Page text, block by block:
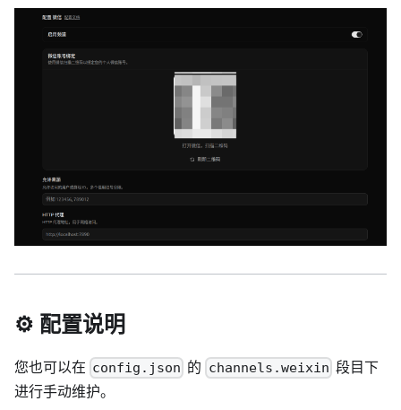
⚙️ 配置说明
您也可以在 config.json 的 channels.weixin 段目下
进行手动维护。